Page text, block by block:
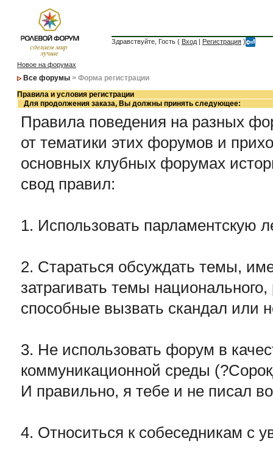
Здравствуйте, Гость ( Вход | Регистрация )
Новое на форумах
Все форумы > Форма регистрации
Правила и условия регистрации
Для продолжения заказа, Вы должны принять следующее:
Правила поведения на разных
от тематики этих форумов и
основных клубных форумах
свод правил:
1. Использовать парламентскую
2. Стараться обсуждать темы,
затрагивать темы
способные вызвать скандал или
3. Не использовать форум в
коммуникационной среды
И правильно, я тебе и не писал
4. Относиться к собеседникам с